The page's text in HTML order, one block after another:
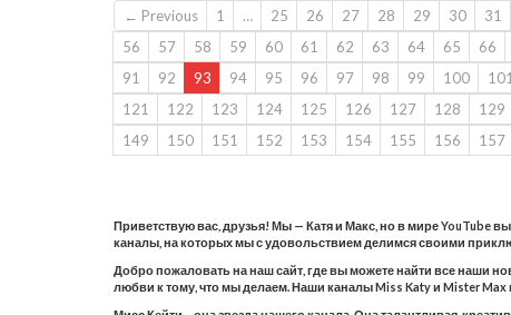
← Previous 1 … 25 26 27 28 29 30 31
56
57 58 59 60 61 62 63 64 65 66
91
92 93 94 95 96 97 98 99 100
121
122 123 124 125 126 127 128 129
149
150 151 152 153 154 155 156 157
Приветствую вас, друзья! Мы — Катя и Макс, но в мире YouTube
каналы, на которых мы с удовольствием делимся своими
Добро пожаловать на наш сайт, где вы можете найти все наши
любви к тому, что мы делаем. Наши каналы Miss Katy и Mister